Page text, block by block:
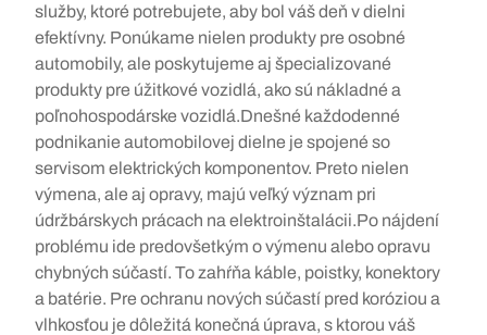
služby, ktoré potrebujete, aby bol váš deň v dielni
efektívny. Ponúkame nielen produkty pre osobné
automobily, ale poskytujeme aj špecializované
produkty pre úžitkové vozidlá, ako sú nákladné a
poľnohospodárske vozidlá.Dnešné každodenné
podnikanie automobilovej dielne je spojené so
servisom elektrických komponentov. Preto nielen
výmena, ale aj opravy, majú veľký význam pri
údržbárskych prácach na elektroinštalácii.Po nájdení
problému ide predovšetkým o výmenu alebo opravu
chybných súčastí. To zahŕňa káble, poistky, konektory
a batérie. Pre ochranu nových súčastí pred koróziou a
vlhkosťou je dôležitá konečná úprava, s ktorou váš